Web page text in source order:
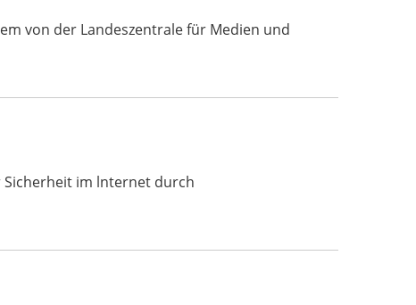
von der Landeszentrale für Medien und
Sicherheit im lnternet durch